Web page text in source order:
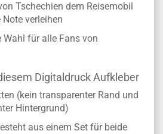
Tschechien dem Reisemobil
verleihen
Wahl für alle Fans von
Digitaldruck Aufkleber
(kein transparenter Rand und
Hintergrund)
aus einem Set für beide